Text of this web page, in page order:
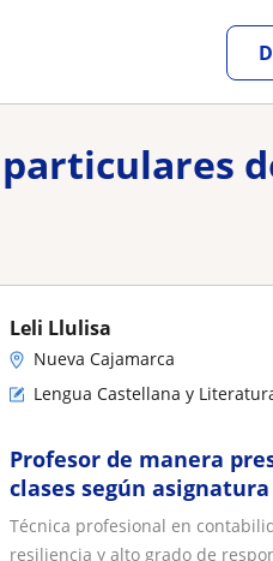
Leli Llulisa
Nueva Cajamarca
Lengua Castellana y
Profesor de manera
clases según
Técnica profesional en
resiliencia y alto grado de